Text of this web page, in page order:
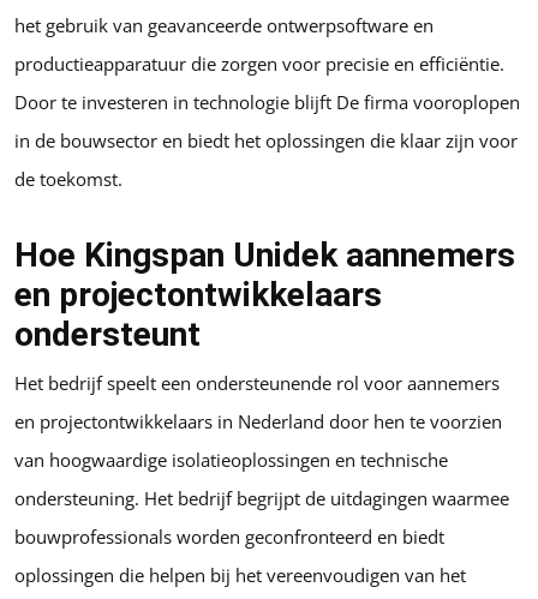
het gebruik van geavanceerde ontwerpsoftware en
productieapparatuur die zorgen voor precisie en efficiëntie.
Door te investeren in technologie blijft De firma vooroplopen
in de bouwsector en biedt het oplossingen die klaar zijn voor
de toekomst.
Hoe Kingspan Unidek aannemers
en projectontwikkelaars
ondersteunt
Het bedrijf speelt een ondersteunende rol voor aannemers
en projectontwikkelaars in Nederland door hen te voorzien
van hoogwaardige isolatieoplossingen en technische
ondersteuning. Het bedrijf begrijpt de uitdagingen waarmee
bouwprofessionals worden geconfronteerd en biedt
oplossingen die helpen bij het vereenvoudigen van het